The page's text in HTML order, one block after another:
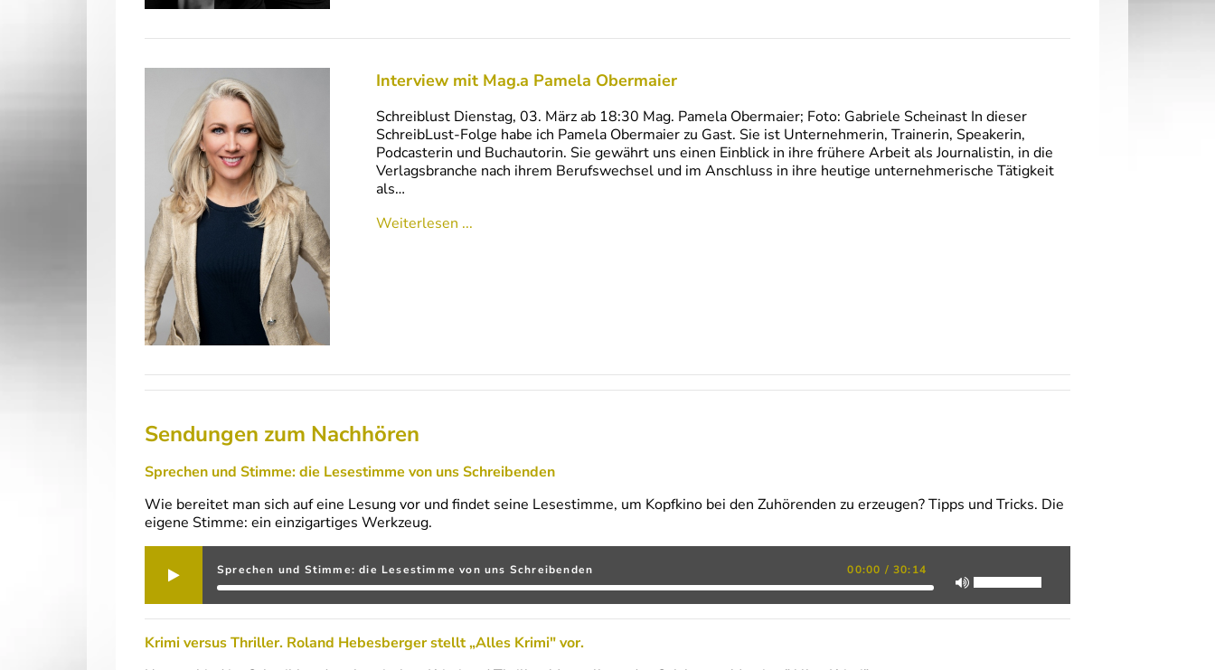
Interview mit Mag.a Pamela Obermaier
Schreiblust Dienstag, 03. März ab 18:30 Mag. Pamela Obermaier; Foto: Gabriele Scheinast In dieser
SchreibLust-Folge habe ich Pamela Obermaier zu Gast. Sie ist Unternehmerin, Trainerin, Speakerin,
Podcasterin und Buchautorin. Sie gewährt uns einen Einblick in ihre frühere Arbeit als Journalistin, in die
Verlagsbranche nach ihrem Berufswechsel und im Anschluss in ihre heutige unternehmerische Tätigkeit
als…
Weiterlesen ...
Sendungen zum Nachhören
Sprechen und Stimme: die Lesestimme von uns Schreibenden
Wie bereitet man sich auf eine Lesung vor und findet seine Lesestimme, um Kopfkino bei den Zuhörenden zu erzeugen? Tipps und Tricks. Die
eigene Stimme: ein einzigartiges Werkzeug.
Sprechen und Stimme: die Lesestimme von uns Schreibenden 00:00 / 30:14
Krimi versus Thriller. Roland Hebesberger stellt „Alles Krimi" vor.